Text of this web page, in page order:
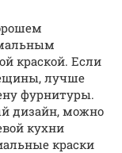
краской. Если
лучше
фурнитуры.
дизайн, можно
кухни
краски